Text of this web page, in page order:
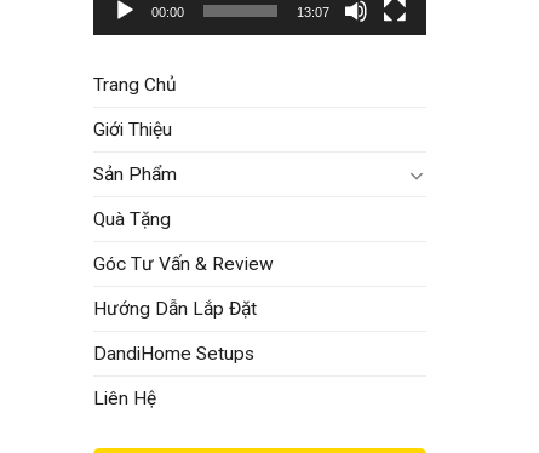
00:00 13:07
Trang Chủ
Giới Thiệu
Sản Phẩm
Quà Tặng
Góc Tư Vấn & Review
Hướng Dẫn Lắp Đặt
DandiHome Setups
Liên Hệ